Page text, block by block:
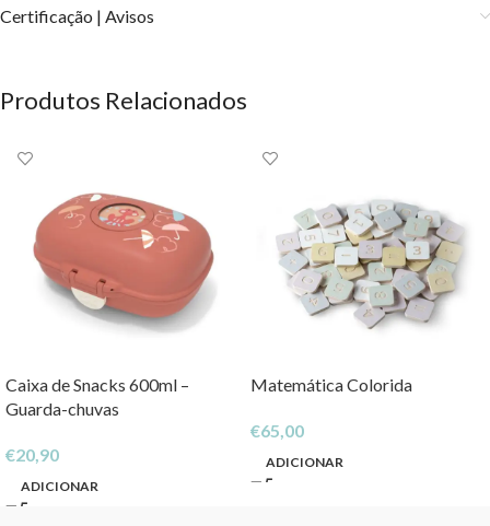
Certificação | Avisos
Produtos Relacionados
Caixa de Snacks 600ml –
Guarda-chuvas
€20,90
ADICIONAR
Matemática Colorida
€65,00
ADICIONAR